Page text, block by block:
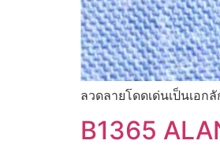
ลวดลายโดดเด่นเป็นเอ
B1365